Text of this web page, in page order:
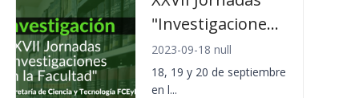
"Investigacione...
2023-09-18 null
18, 19 y 20 de septiembre
en l...